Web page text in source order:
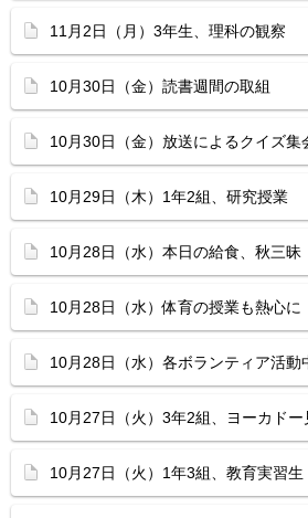
11月2日（月）3年生、理科の観察
10月30日（金）読書週間の取組
10月30日（金）放送によるクイズ集
10月29日（木）1年2組、研究授業
10月28日（水）本日の給食、秋三昧
10月28日（水）体育の授業も熱心に
10月28日（水）各ボランティア活動
10月27日（火）3年2組、ヨーカドー
10月27日（火）1年3組、教育実習生